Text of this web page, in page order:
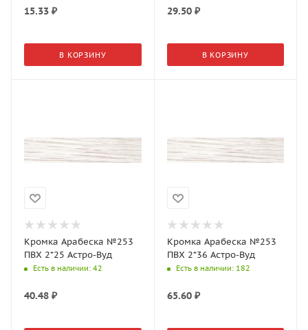
15.33 ₽
В КОРЗИНУ
29.50₽
В КОРЗИНУ
Кромка Арабеска №253
ПВХ 2*25 Астро-Вуд
Есть в наличии: 42
40.48 ₽
Кромка Арабеска №253
ПВХ 2*36 Астро-Вуд
Есть в наличии: 182
65.60₽